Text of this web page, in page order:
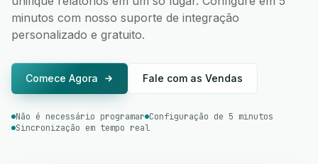
minutos com nosso suporte de integração
personalizado e gratuito.
Comece Agora Fale com as Vendas
Não é necessário programar Configuração de 5 minutos
Sincronização em tempo real